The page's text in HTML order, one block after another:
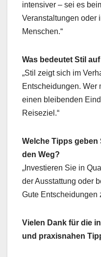
intensiver – sei es
Veranstaltungen oder
Menschen.“
Was bedeutet Stil
„Stil zeigt sich im
Entscheidungen. Wer
einen bleibenden
Reiseziel.“
Welche Tipps geben
den Weg?
„Investieren Sie in
der Ausstattung oder
Gute Entscheidungen
Vielen Dank für die
und praxisnahen